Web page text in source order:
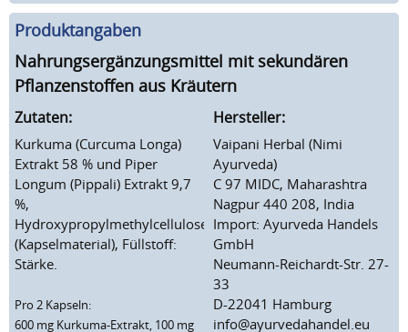
Produktangaben
Nahrungsergänzungsmittel mit sekundären
Pflanzenstoffen aus Kräutern
Zutaten:
Kurkuma (Curcuma Longa)
Extrakt 58 % und Piper
Longum (Pippali) Extrakt 9,7
%,
Hydroxypropylmethylcellulose
(Kapselmaterial), Füllstoff:
Stärke.
Pro 2 Kapseln:
600 mg Kurkuma-Extrakt, 100 mg
Hersteller:
Vaipani Herbal (Nimi
Ayurveda)
C 97 MIDC, Maharashtra
Nagpur 440 208, India
Import: Ayurveda Handels
GmbH
Neumann-Reichardt-Str. 27-
33
D-22041 Hamburg
info@ayurvedahandel.eu